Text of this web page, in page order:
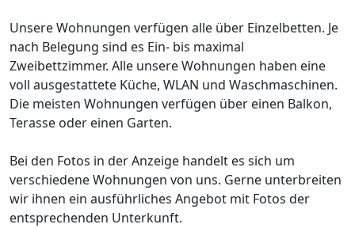
Unsere Wohnungen verfügen alle über Einzelbetten. Je
nach Belegung sind es Ein- bis maximal
Zweibettzimmer. Alle unsere Wohnungen haben eine
voll ausgestattete Küche, WLAN und Waschmaschinen.
Die meisten Wohnungen verfügen über einen Balkon,
Terasse oder einen Garten.
Bei den Fotos in der Anzeige handelt es sich um
verschiedene Wohnungen von uns. Gerne unterbreiten
wir ihnen ein ausführliches Angebot mit Fotos der
entsprechenden Unterkunft.